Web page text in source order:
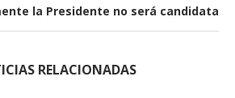
la Presidente no será candidata
RELACIONADAS